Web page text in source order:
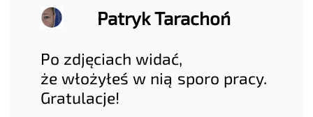
Patryk Tarachoń
Po zdjęciach widać,
że włożyłeś w nią sporo pracy.
Gratulacje!